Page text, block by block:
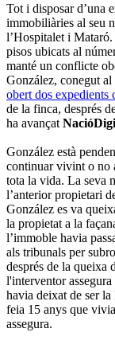
Tot i disposar d’una
immobiliàries al seu
l’Hospitalet i Mataró.
pisos ubicats al
manté un conflicte
González, conegut
obert dos expedients
de la finca, després
ha avançat
González està
continuar vivint o no
tota la vida. La seva
l’anterior propietari
González es va
la propietat a la
l’immoble havia
als tribunals per
després de la queixa
l'interventor
havia deixat de ser
feia 15 anys que
assegura.